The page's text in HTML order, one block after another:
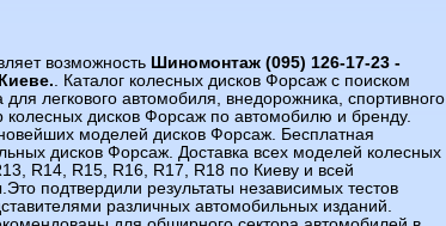
возможность Шиномонтаж (095) 126-17-23 -
. Каталог колесных дисков Форсаж c поиском
легкового автомобиля, внедорожника, спортивного
дисков Форсаж по автомобилю и бренду.
моделей дисков Форсаж. Бесплатная
дисков Форсаж. Доставка всех моделей колесных
R14, R15, R16, R17, R18 по Киеву и всей
подтвердили результаты независимых тестов
различных автомобильных изданий.